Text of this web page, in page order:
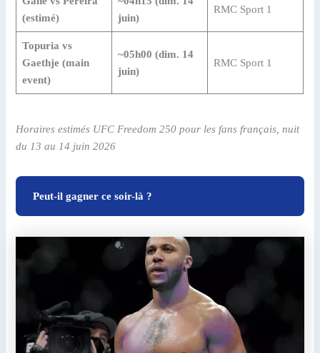
(estimé)
juin)
RMC Sport 1
Topuria vs
Gaethje (main
event)
~05h00 (dim. 14
juin)
RMC Sport 1
Horaires estimés UFC Freedom 250 pour les fans français, nuit
du 13 au 14 juin 2026
Peut-il gagner ce soir-là ?